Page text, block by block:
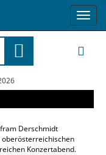
Derschmidt
Konzertabend.